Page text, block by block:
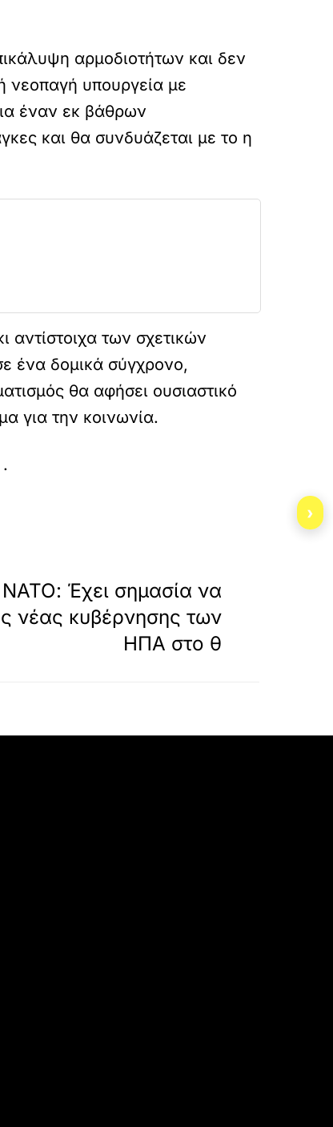
αρμοδιοτήτων και δεν
νεοπαγή υπουργεία με
έναν εκ βάθρων
και θα συνδυάζεται με το η
των σχετικών
ένα δομικά σύγχρονο,
θα αφήσει ουσιαστικό
για την κοινωνία.
.
Έχει σημασία να
νέας κυβέρνησης των
ΗΠΑ στο θ
›